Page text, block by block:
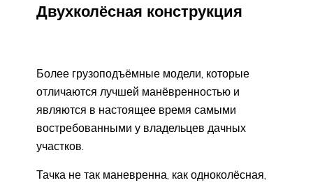
Двухколёсная конструкция
Более грузоподъёмные модели, которые
отличаются лучшей манёвренностью и
являются в настоящее время самыми
востребованными у владельцев дачных
участков.
Тачка не так маневренна, как одноколёсная,